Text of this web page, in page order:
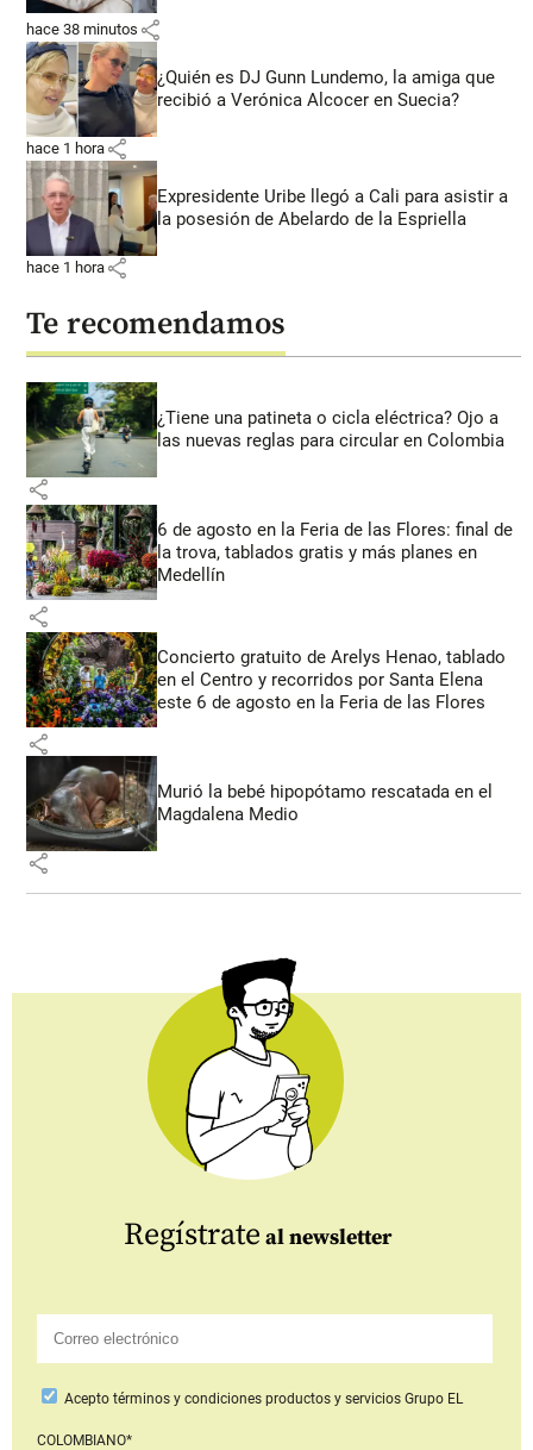
hace 38 minutos share
¿Quién es DJ Gunn Lundemo, la amiga que
recibió a Verónica Alcocer en Suecia?
hace 1 hora share
Expresidente Uribe llegó a Cali para asistir a
la posesión de Abelardo de la Espriella
hace 1 hora share
Te recomendamos
¿Tiene una patineta o cicla eléctrica? Ojo a
las nuevas reglas para circular en Colombia
share
6 de agosto en la Feria de las Flores: final de
la trova, tablados gratis y más planes en
Medellín
share
Concierto gratuito de Arelys Henao, tablado
en el Centro y recorridos por Santa Elena
este 6 de agosto en la Feria de las Flores
share
Murió la bebé hipopótamo rescatada en el
Magdalena Medio
share
Regístrate al newsletter
Aceptotérminos y condiciones productos y serviciosGrupo EL
COLOMBIANO*